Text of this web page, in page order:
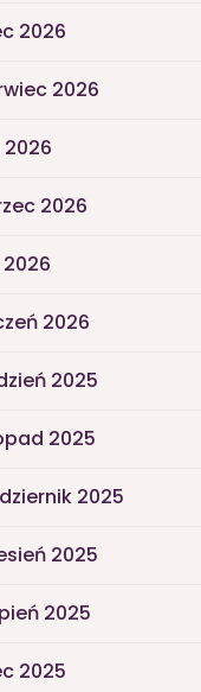
2026
2026
2026
2026
2025
2025
2025
2025
2025
2025